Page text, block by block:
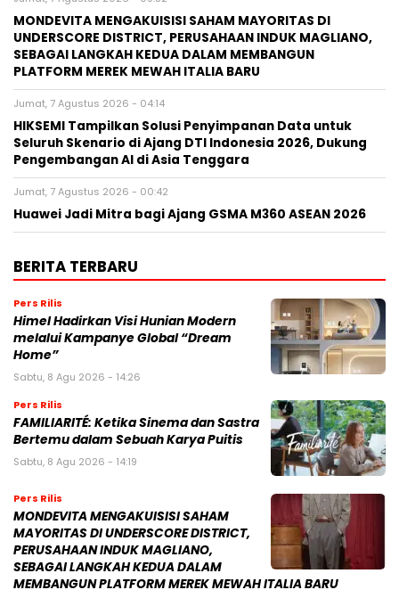
MONDEVITA MENGAKUISISI SAHAM MAYORITAS DI
UNDERSCORE DISTRICT, PERUSAHAAN INDUK MAGLIANO,
SEBAGAI LANGKAH KEDUA DALAM MEMBANGUN
PLATFORM MEREK MEWAH ITALIA BARU
Jumat, 7 Agustus 2026 - 04:14
HIKSEMI Tampilkan Solusi Penyimpanan Data untuk
Seluruh Skenario di Ajang DTI Indonesia 2026, Dukung
Pengembangan AI di Asia Tenggara
Jumat, 7 Agustus 2026 - 00:42
Huawei Jadi Mitra bagi Ajang GSMA M360 ASEAN 2026
BERITA TERBARU
Pers Rilis
Himel Hadirkan Visi Hunian Modern
melalui Kampanye Global “Dream
Home”
Sabtu, 8 Agu 2026 - 14:26
Pers Rilis
FAMILIARITÉ: Ketika Sinema dan Sastra
Bertemu dalam Sebuah Karya Puitis
Sabtu, 8 Agu 2026 - 14:19
Pers Rilis
MONDEVITA MENGAKUISISI SAHAM
MAYORITAS DI UNDERSCORE DISTRICT,
PERUSAHAAN INDUK MAGLIANO,
SEBAGAI LANGKAH KEDUA DALAM
MEMBANGUN PLATFORM MEREK MEWAH ITALIA BARU